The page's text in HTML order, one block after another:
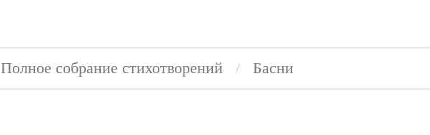
Полное собрание стихотворений Басни